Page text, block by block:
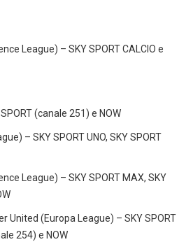
League) – SKY SPORT CALCIO e
(canale 251) e NOW
– SKY SPORT UNO, SKY SPORT
League) – SKY SPORT MAX, SKY
United (Europa League) – SKY SPORT
254) e NOW